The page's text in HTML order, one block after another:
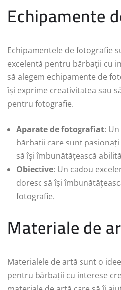
Echipamente
Echipamentele de fotografie
excelentă pentru bărbații cu
să alegem echipamente de
își exprime creativitatea sau
pentru fotografie.
Aparate de fotografiat:
bărbații care sunt
să își îmbunătățească
Obiective: Un cadou
doresc să își
fotografie.
Materiale de
Materialele de artă sunt o
pentru bărbații cu interese